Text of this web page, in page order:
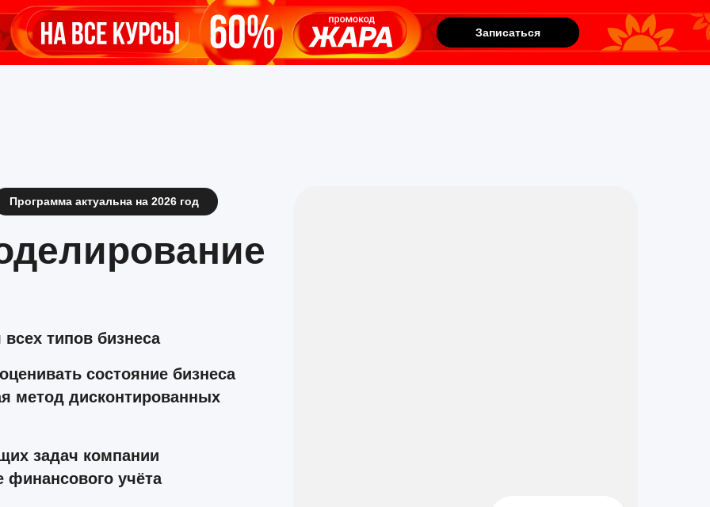
Записаться
Записаться
типов бизнеса
состояние бизнеса
метод дисконтированных
задач компании
учёта
Программа актуальна на 2026 год